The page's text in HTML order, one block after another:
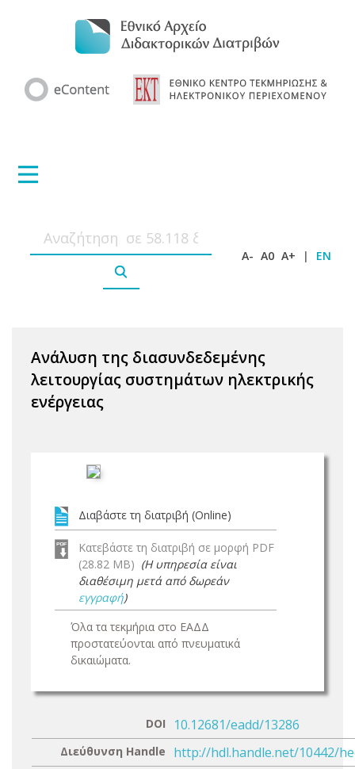
A- A0 A+ | EN
Ανάλυση της διασυνδεδεμένης
λειτουργίας συστημάτων ηλεκτρικής
ενέργειας
Διαβάστε τη διατριβή (Online)
Κατεβάστε τη διατριβή σε μορφή PDF
(28.82 MB) (Η υπηρεσία είναι
διαθέσιμη μετά από δωρεάν
εγγραφή)
Όλα τα τεκμήρια στο ΕΑΔΔ
προστατεύονται από πνευματικά
δικαιώματα.
DOI 10.12681/eadd/13286
Διεύθυνση Handle http://hdl.handle.net/10442/